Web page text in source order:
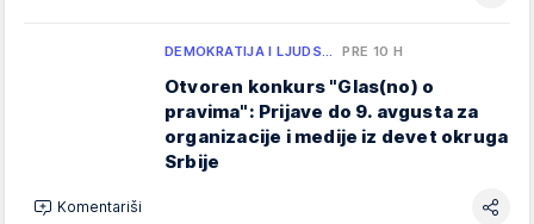
DEMOKRATIJA I LJUDS… PRE 10 H
Otvoren konkurs "Glas(no) o
pravima": Prijave do 9. avgusta za
organizacije i medije iz devet okruga
Srbije
Komentariši